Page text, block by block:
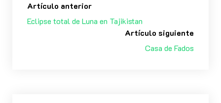
Artículo anterior
Eclipse total de Luna en Tajikistan
Artículo siguiente
Casa de Fados